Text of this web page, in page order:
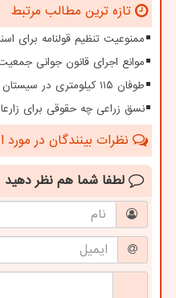
تازه ترین مطالب مرتبط
ممنوعیت تنظیم قولنامه برای
موانع اجرای قانون جوانی
طوفان ۱۱۵ کیلومتری در سیستان
نسق زراعی چه حقوقی برای
نظرات بینندگان در
لطفا شما هم نظر دهید